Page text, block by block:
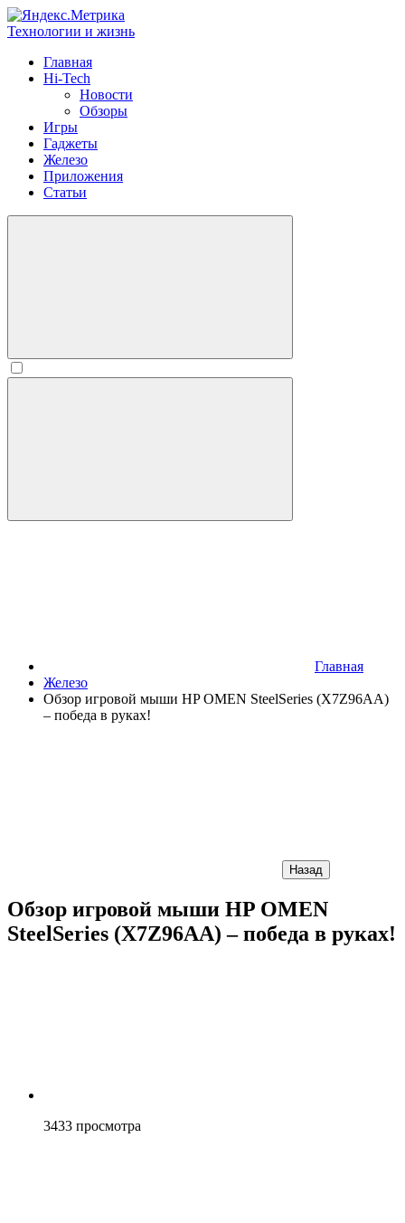
Технологии и жизнь
Главная
Hi-Tech
Новости
Обзоры
Игры
Гаджеты
Железо
Приложения
Статьи
Главная
Железо
Обзор игровой мыши HP OMEN SteelSeries (X7Z96AA)
– победа в руках!
Назад
Обзор игровой мыши HP OMEN
SteelSeries (X7Z96AA) – победа в руках!
3433 просмотра